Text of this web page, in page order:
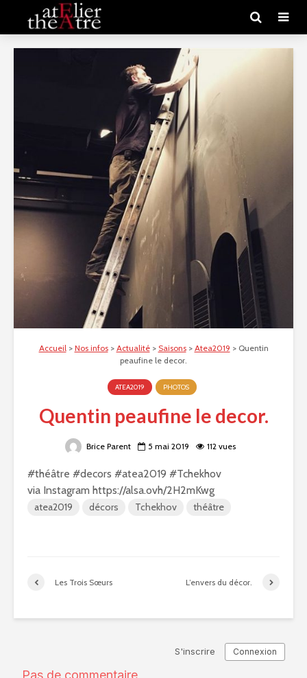
Accueil> Nos infos> Actualité> Saisons> Atea2019 > Quentin
peaufine le decor.
ATEA2019 PHOTOS
Quentin peaufine le decor.
Brice Parent 5 mai 2019 112 vues
#théâtre #decors #atea2019 #Tchekhov
via Instagram https://alsa.ovh/2H2mKwg
atea2019 décors Tchekhov théâtre
Les Trois Sœurs L’envers du décor.